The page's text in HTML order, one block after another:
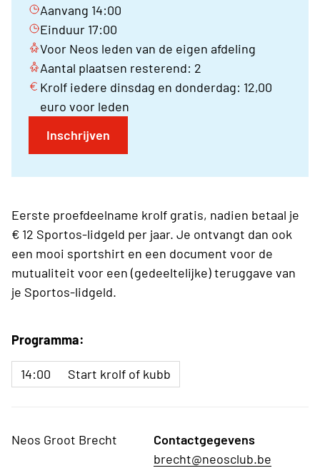
Aanvang 14:00
Einduur 17:00
Voor Neos leden van de eigen afdeling
Aantal plaatsen resterend: 2
Krolf iedere dinsdag en donderdag: 12,00
euro voor leden
Inschrijven
Eerste proefdeelname krolf gratis, nadien betaal je
€ 12 Sportos-lidgeld per jaar. Je ontvangt dan ook
een mooi sportshirt en een document voor de
mutualiteit voor een (gedeeltelijke) teruggave van
je Sportos-lidgeld.
Programma:
14:00 Start krolf of kubb
Neos Groot Brecht
Contactgegevens
brecht@neosclub.be